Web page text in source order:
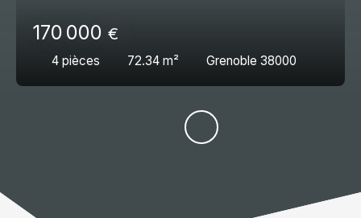
170 000 €
4 pièces 72.34 m² Grenoble 38000